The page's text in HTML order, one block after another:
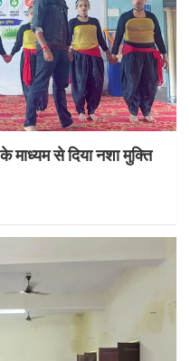
माध्यम से दिया नशा मुक्ति